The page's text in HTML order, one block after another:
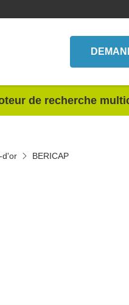
de recherche
d'or BERICAP